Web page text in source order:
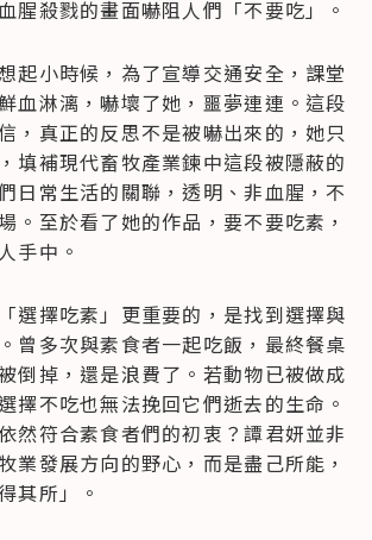
腥殺戮的畫面嚇阻人們「不要吃」。
起小時候，為了宣導交通安全，課堂
血淋漓，嚇壞了她，噩夢連連。這段
，真正的反思不是被嚇出來的，她只
填補現代畜牧產業鍊中這段被隱蔽的
日常生活的關聯，透明、非血腥，不
。至於看了她的作品，要不要吃素，
手中。
選擇吃素」更重要的，是找到選擇與
曾多次與素食者一起吃飯，最終餐桌
倒掉，還是浪費了。若動物已被做成
擇不吃也無法挽回它們逝去的生命。
然符合素食者們的初衷？譚君妍並非
業發展方向的野心，而是盡己所能，
其所」。